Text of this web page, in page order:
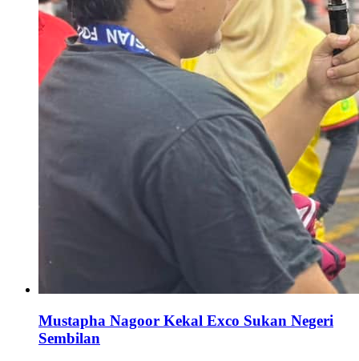
Mustapha Nagoor Kekal Exco Sukan Negeri
Sembilan